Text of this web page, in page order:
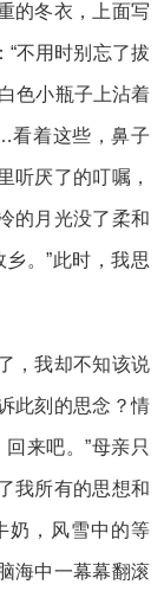
的冬衣，上面写
“不用时别忘了拔
色小瓶子上沾着
看着这些，鼻子
听厌了的叮嘱，
的月光没了柔和
。”此时，我思
，我却不知该说
此刻的思念？情
来吧。”母亲只
我所有的思想和
奶，风雪中的等
海中一幕幕翻滚